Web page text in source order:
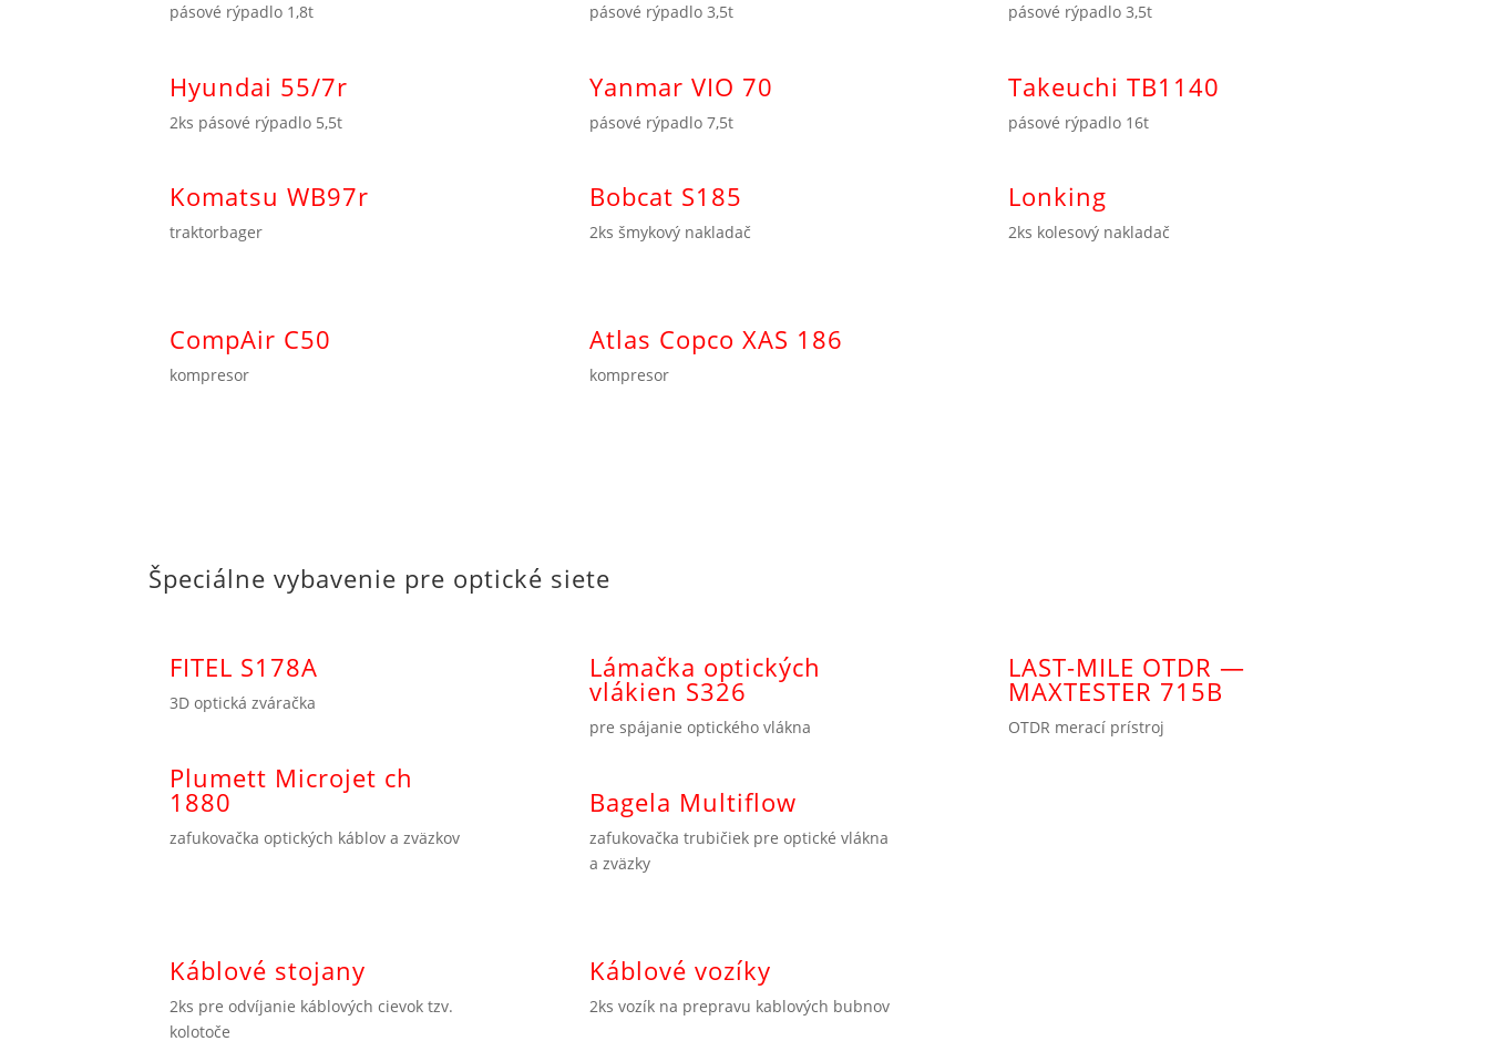
pásové rýpadlo 1,8t
Hyundai 55/7r
2ks pásové rýpadlo 5,5t
Komatsu WB97r
traktorbager
pásové rýpadlo 3,5t
Yanmar VIO 70
pásové rýpadlo 7,5t
Bobcat S185
2ks šmykový nakladač
pásové rýpadlo 3,5t
Takeuchi TB1140
pásové rýpadlo 16t
Lonking
2ks kolesový nakladač
CompAir C50
kompresor
Atlas Copco XAS 186
kompresor
Špeciálne vybavenie pre optické siete
FITEL S178A
3D optická zváračka
Plumett Microjet ch
1880
zafukovačka optických káblov a zväzkov
Lámačka optických
vlákien S326
pre spájanie optického vlákna
Bagela Multiflow
zafukovačka trubičiek pre optické vlákna
a zväzky
LAST-MILE OTDR —
MAXTESTER 715B
OTDR merací prístroj
Káblové stojany
2ks pre odvíjanie káblových cievok tzv.
kolotoče
Káblové vozíky
2ks vozík na prepravu kablových bubnov